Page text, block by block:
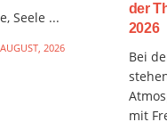
Seele ...
2026
der
2026
Bei
mit